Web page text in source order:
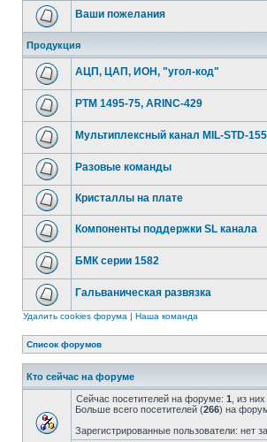
Ваши пожелания
Продукция
АЦП, ЦАП, ИОН, "угол-код"
РТМ 1495-75, ARINC-429
Мультиплексный канал MIL-STD-
Разовые команды
Кристаллы на плате
Компоненты поддержки SL канала
БМК серии 1582
Гальваническая развязка
Удалить cookies форума | Наша команда
Список форумов
Кто сейчас на форуме
Сейчас посетителей на форуме: 1 , из
Больше всего посетителей (266) на
Зарегистрированные пользователи: нет